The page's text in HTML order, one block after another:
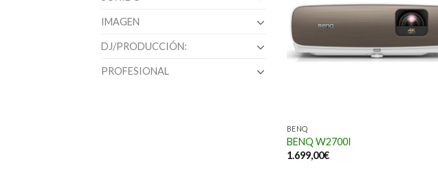
IMAGEN
DJ/PRODUCCIÓN:
PROFESIONAL
BENQ
BENQ W2700I
1.699,00€